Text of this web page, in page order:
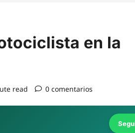
en la
read 0 comentarios